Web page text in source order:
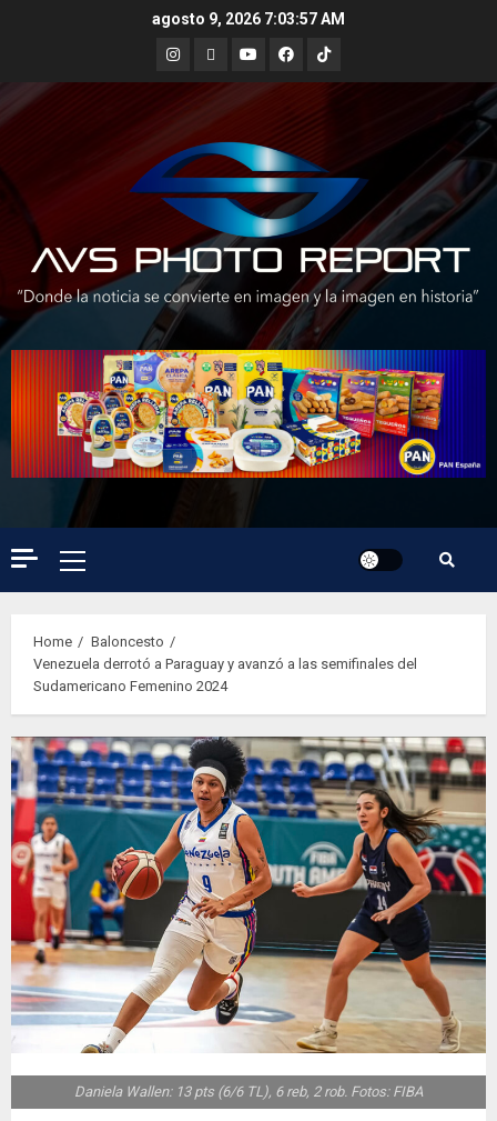
agosto 9, 2026 7:03:59 AM
Instagram
X YoutubeFacebook
TikTok
Primary
Menu
Home
Baloncesto
Venezuela derrotó a Paraguay y avanzó a las semifinales del
Sudamericano Femenino 2024
Daniela Wallen: 13 pts (6/6 TL), 6 reb, 2 rob. Fotos: FIBA